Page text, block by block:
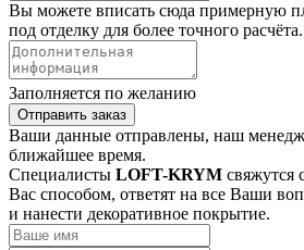
Вы можете вписать сюда примерную
под отделку для более точного расчёта.
Заполняется по желанию
Отправить заказ
Ваши данные отправлены, наш
ближайшее время.
Специалисты LOFT-KRYM свяжутся
Вас способом, ответят на все Ваши
и нанести декоративное покрытие.